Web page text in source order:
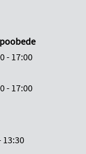
- 17:00
- 17:00
13:30